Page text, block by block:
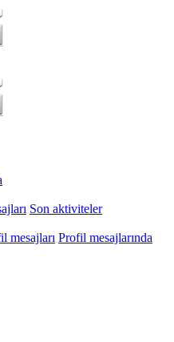
Son aktiviteler
mesajları Profil mesajlarında